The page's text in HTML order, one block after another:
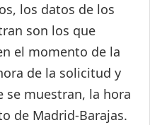
los datos de los
son los que
el momento de la
de la solicitud y
se muestran, la hora
de Madrid-Barajas.